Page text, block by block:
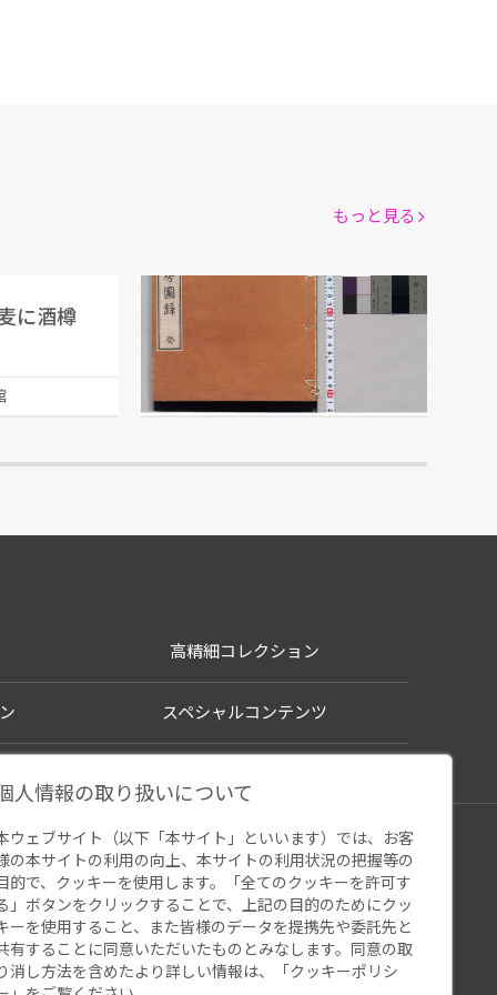
に酒樽 小山林堂書画文房図録 癸
市川三亥/編
江戸東京博物館
もっと見る
高精細コレクション
スペシャルコンテンツ
ー ウェブアクセシビリティ 関連サイト
人情報の取り扱いについて
ウェブサイト（以下「本サイト」といいます）では、お客
の本サイトの利用の向上、本サイトの利用状況の把握等の
的で、クッキーを使用します。「全てのクッキーを許可す
」ボタンをクリックすることで、上記の目的のためにクッ
ーを使用すること、また皆様のデータを提携先や委託先と
有することに同意いただいたものとみなします。同意の取
消し方法を含めたより詳しい情報は、「 クッキーポリシ